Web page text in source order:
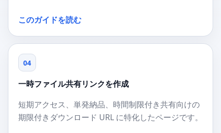
このガイドを読む
04
一時ファイル共有リンクを作成
短期アクセス、単発納品、時間制限付き共有向けの
期限付きダウンロード URL に特化したページです。